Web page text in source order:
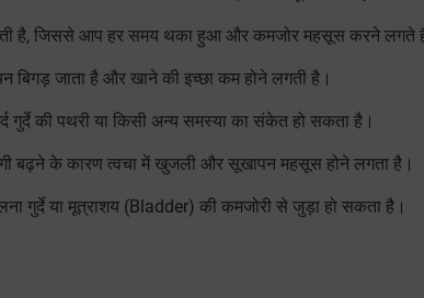
है, जिससे आप हर समय थका हुआ और कमजोर महसूस करने लगते
बिगड़ जाता है और खाने की इच्छा कम होने लगती है।
गुर्दे की पथरी या किसी अन्य समस्या का संकेत हो सकता है।
बढ़ने के कारण त्वचा में खुजली और सूखापन महसूस होने लगता है।
गुर्दे या मूत्राशय (Bladder) की कमजोरी से जुड़ा हो सकता है।